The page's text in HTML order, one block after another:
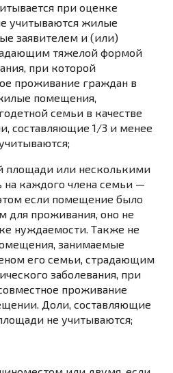
при оценке
учитываются жилые
заявителем и (или)
тяжелой формой
при которой
проживание граждан в
помещения,
семьи в качестве
составляющие 1/3 и менее
или несколькими
каждого члена семьи —
если помещение было
для проживания, оно не
нуждаемости. Также не
занимаемые
его семьи, страдающим
заболевания, при
проживание
Доли, составляющие
не учитываются;